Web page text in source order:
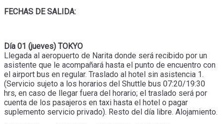
FECHAS DE SALIDA:
Día 01 (jueves) TOKYO
Llegada al aeropuerto de Narita donde será recibido por un
asistente que le acompañará hasta el punto de encuentro con
el airport bus en regular. Traslado al hotel sin asistencia 1.
(Servicio sujeto a los horarios del Shuttle bus 07:20/19:30
hrs, en caso de llegar fuera del horario; el traslado será por
cuenta de los pasajeros en taxi hasta el hotel o pagar
suplemento servicio privado). Resto del día libre. Alojamiento.